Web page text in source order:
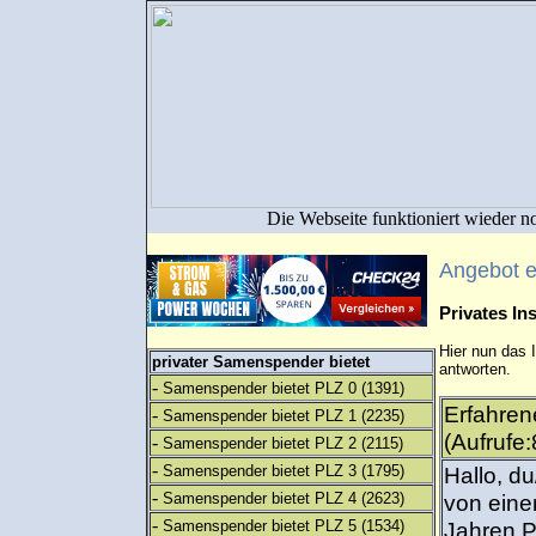
Die Webseite funktioniert wieder
privater Samenspender bietet
- Samenspender bietet PLZ 0 (1391)
- Samenspender bietet PLZ 1 (2235)
- Samenspender bietet PLZ 2 (2115)
- Samenspender bietet PLZ 3 (1795)
- Samenspender bietet PLZ 4 (2623)
- Samenspender bietet PLZ 5 (1534)
Angebot
Privates
Hier nun das
antworten.
Hallo,
von
Jahren